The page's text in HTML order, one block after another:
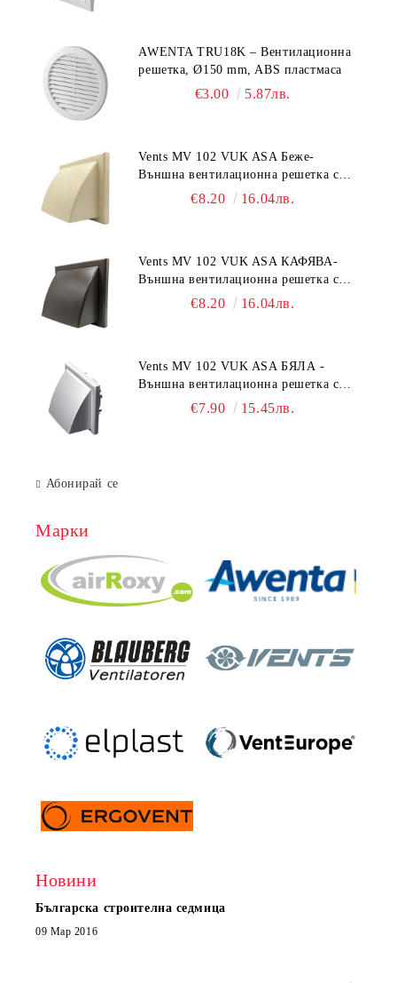
AWENTA TRU18K – Вентилационна
решетка, Ø150 mm, ABS пластмаса
€3.00 5.87лв.
Vents MV 102 VUK ASA Беже-
Външна вентилационна решетка с
гравитачна клапа Ø 100, Ø 125,
€8.20 16.04лв.
Vents MV 102 VUK ASA КАФЯВА-
Външна вентилационна решетка с
гравитачна клапа Ø 100, Ø 125,
€8.20 16.04лв.
Vents MV 102 VUK ASA БЯЛА -
Външна вентилационна решетка с
гравитачна клапа Ø 100, Ø 125,
€7.90 15.45лв.
Абонирай се
Марки
Новини
Българска строителна седмица
09 Мар 2016